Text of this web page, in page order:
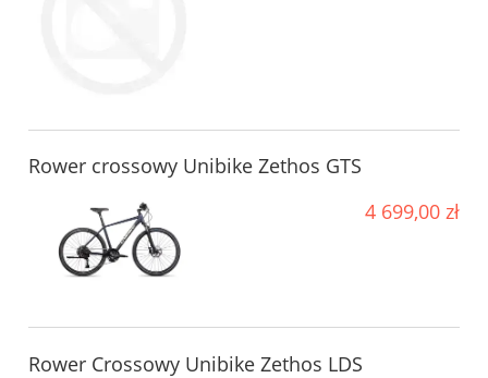
Rower crossowy Unibike Zethos GTS
4 699,00 zł
Rower Crossowy Unibike Zethos LDS